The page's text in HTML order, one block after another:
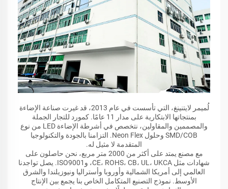
لُميمر لايتنينغ، التي تأسست في عام 2013، قد غيرت صناعة الإضاءة
بمنتجاتها الابتكارية على مدار 11 عامًا. كمورد للتجار الجملة
والمصممين والمقاولين، نتخصص في أشرطة الإضاءة LED من نوع
SMD/COB وحلول Neon Flex. التزامنا بالجودة والتكنولوجيا
المتقدمة لا مثيل له.
مع مصنع يمتد على أكثر من 2000 متر مربع، نحن حاصلون على
شهادات مثل CE، ROHS، CB، UL، UKCA، وISO9001. يصل تواجدنا
العالمي إلى أمريكا الشمالية وأوروبا وأستراليا ونيوزيلندا والشرق
الأوسط. نموذج التصنيع المتكامل الخاص بنا يجمع بين الإنتاج